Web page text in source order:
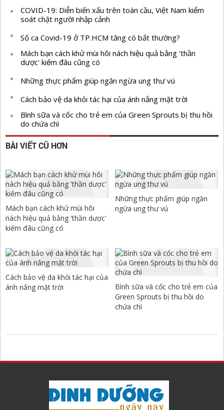
COVID-19: Diễn biến xấu trên toàn cầu, Việt Nam kiểm
soát chặt người nhập cảnh
Số ca Covid-19 ở TP.HCM tăng có bất thường?
Mách bạn cách khử mùi hôi nách hiệu quả bằng 'thần
dược' kiếm đâu cũng có
Những thực phẩm giúp ngăn ngừa ung thư vú
Cách bảo vệ da khỏi tác hại của ánh nắng mặt trời
Bình sữa và cốc cho trẻ em của Green Sprouts bị thu hồi
do chứa chì
BÀI VIẾT CŨ HƠN
Mách bạn cách khử mùi hôi
nách hiệu quả bằng 'thần dược'
kiếm đâu cũng có
Những thực phẩm giúp ngăn
ngừa ung thư vú
Cách bảo vệ da khỏi tác hại của
ánh nắng mặt trời
Bình sữa và cốc cho trẻ em của
Green Sprouts bị thu hồi do
chứa chì